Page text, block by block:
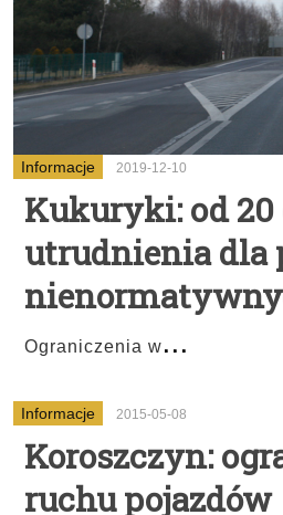
Informacje 2019-12-10
Kukuryki: od
utrudnienia dla
Ograniczenia w...
Informacje 2015-05-08
Koroszczyn:
ruchu pojazdów